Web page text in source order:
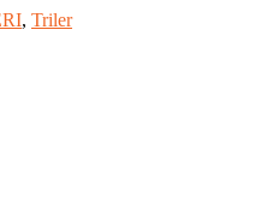
, Triler